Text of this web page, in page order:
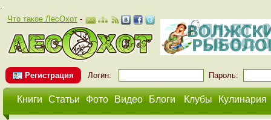
.
Что такое ЛесОхот-
Регистрация Логин: Пароль:
Книги Статьи Фото Видео Блоги Клубы Кулинария